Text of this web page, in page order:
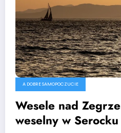
A DOBRE SAMOPOCZUCIE
Wesele nad
weselny w Serocku